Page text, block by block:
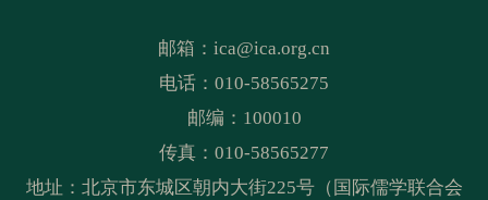
邮箱： ica@ica.org.cn
电话：010-58565275
邮编：100010
传真：010-58565277
地址：北京市东城区朝内大街225号（国际儒学联合会